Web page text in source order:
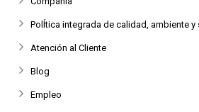
PolÍtica integrada de calidad, ambiente y
Atención al Cliente
Blog
Empleo